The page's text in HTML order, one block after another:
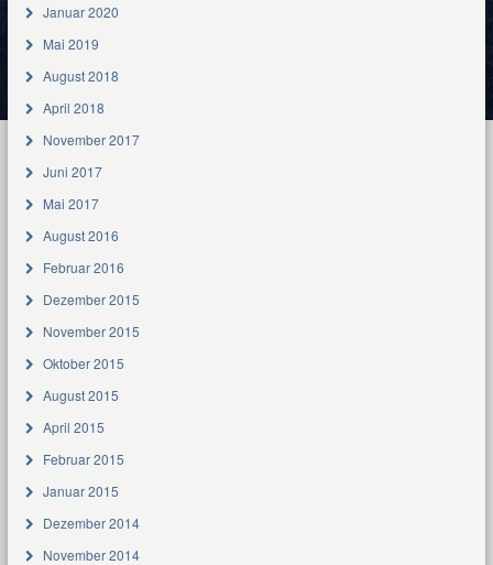
Januar 2020
Mai 2019
August 2018
April 2018
November 2017
Juni 2017
Mai 2017
August 2016
Februar 2016
Dezember 2015
November 2015
Oktober 2015
August 2015
April 2015
Februar 2015
Januar 2015
Dezember 2014
November 2014